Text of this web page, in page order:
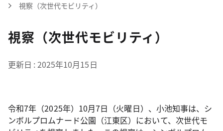
視察（次世代モビリティ）
視察（次世代モビリティ）
更新日 2025年10月15日
令和7年（2025年）10月7日（火曜日）、小池知事は、シ
ンボルプロムナード公園（江東区）において、次世代モ